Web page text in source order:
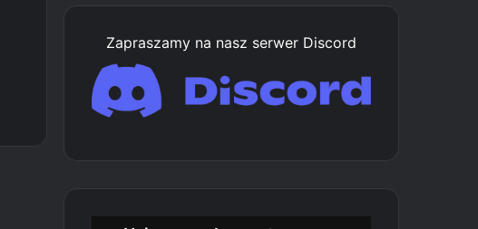
Zapraszamy na nasz serwer Discord